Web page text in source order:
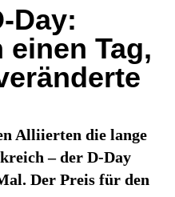
Day:
einen Tag,
Alliierten die lange
– der D-Day
Der Preis für den